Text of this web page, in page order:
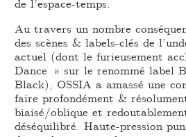
Au travers un nombre
des scènes & labels-clés de
actuel (dont le furieusement
Dance » sur le renommé label
Black), OSSIA a amassé une
faire profondément &
biaisé/oblique et
déséquilibré. Haute-pression